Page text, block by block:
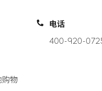
电话
400-920-
购物